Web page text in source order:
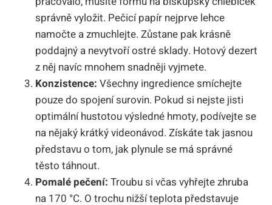
správně vyložit. Pečicí papír nejprve lehce
namočte a zmuchlejte. Zůstane pak krásně
poddajný a nevytvoří ostré sklady. Hotový dezert
z něj navíc mnohem snadněji vyjmete.
Konzistence: Všechny ingredience smíchejte
pouze do spojení surovin. Pokud si nejste jisti
optimální hustotou výsledné hmoty, podívejte se
na nějaký krátký videonávod. Získáte tak jasnou
představu o tom, jak plynule se má správné
těsto táhnout.
Pomalé pečení: Troubu si včas vyhřejte zhruba
na 170 °C. O trochu nižší teplota představuje